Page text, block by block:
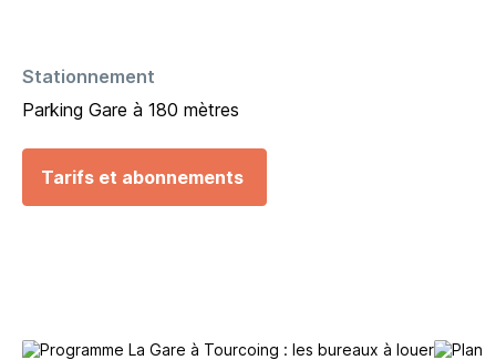
Stationnement
Parking Gare à 180 mètres
Tarifs et abonnements